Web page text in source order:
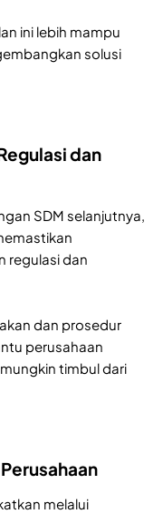
ini lebih mampu
solusi
dan
SDM selanjutnya,
regulasi dan
dan prosedur
perusahaan
timbul dari
melalui